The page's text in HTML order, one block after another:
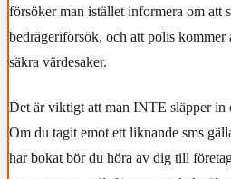
försöker man istället informera om att
bedrägeriförsök, och att polis kommer
säkra värdesaker.
Det är viktigt att man INTE släpper in
Om du tagit emot ett liknande sms
har bokat bör du höra av dig till